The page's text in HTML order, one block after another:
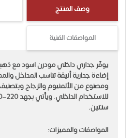
وصف المنتج
المواصفات الفنية
إضاءة جدارية أنيقة تناسب المداخل
سنتين.
المواصفات والمميزات: